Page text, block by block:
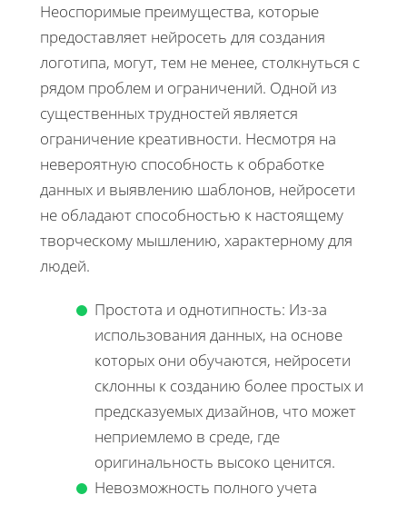
Неоспоримые преимущества, которые
предоставляет нейросеть для создания
логотипа, могут, тем не менее, столкнуться с
рядом проблем и ограничений. Одной из
существенных трудностей является
ограничение креативности. Несмотря на
невероятную способность к обработке
данных и выявлению шаблонов, нейросети
не обладают способностью к настоящему
творческому мышлению, характерному для
людей.
Простота и однотипность: Из-за
использования данных, на основе
которых они обучаются, нейросети
склонны к созданию более простых и
предсказуемых дизайнов, что может
неприемлемо в среде, где
оригинальность высоко ценится.
Невозможность полного учета